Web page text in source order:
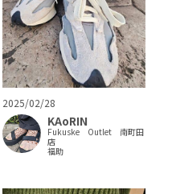
2025/02/28
KAoRIN
Fukuske Outlet 南町田
店
福助